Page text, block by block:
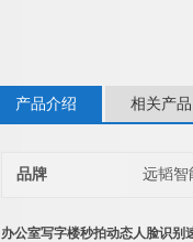
产品介绍 相关产品
品牌 远韬智
办公室写字楼秒拍动态人脸识别